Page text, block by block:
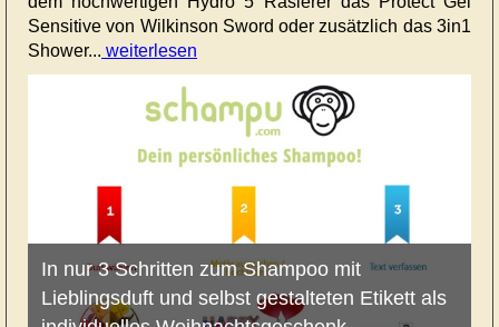
Sensitive von Wilkinson Sword oder zusätzlich das 3in1
Shower... weiterlesen
In nur 3 Schritten zum Shampoo mit
Lieblingsduft und selbst gestalteten Etikett als